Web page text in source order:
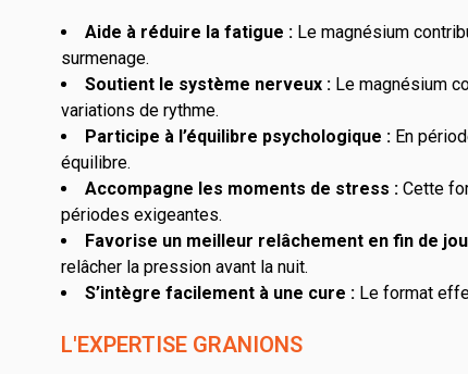
Aide à réduire la fatigue : Le magnésium
surmenage.
Soutient le système nerveux : Le magnésium
variations de rythme.
Participe à l’équilibre psychologique : En
équilibre.
Accompagne les moments de stress : Cette
périodes exigeantes.
Favorise un meilleur relâchement en fin de
relâcher la pression avant la nuit.
S’intègre facilement à une cure : Le format
L'EXPERTISE GRANIONS